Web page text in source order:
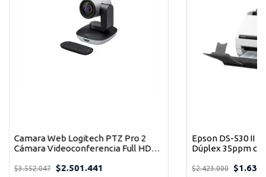
Modo de escaneo color/escala de grises/monocromo
Formatos de salida: PDF, JPEG, TIFF
Ciclo diario recomendado: 3000 páginas
Camara Web Logitech PTZ Pro 2
Cámara Videoconferencia Full HD
$3.552.047 $2.501.441
Epson DS-530 II
Dúplex 35ppm
$2.423.000